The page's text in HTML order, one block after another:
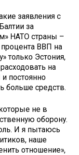
заявления с
за
НАТО страны –
ВВП на
только Эстония,
на
постоянно
больше средств.
не в
оборону.
И я пытаюсь
наше
отношение»,